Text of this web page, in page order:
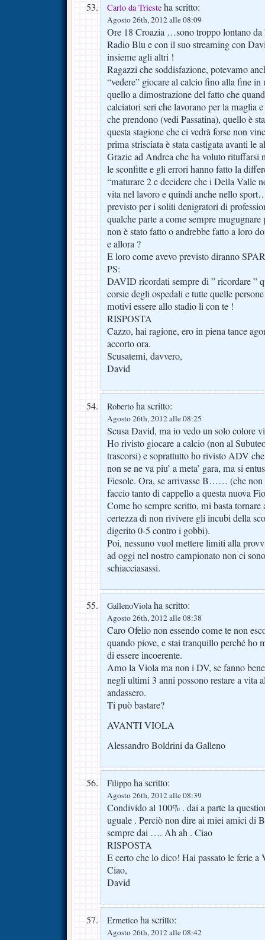
Carlo da Trieste ha scritto:
Agosto 26th, 2012 alle 08:09
Ore 18 Croazia …sono troppo lontano da
Radio Blu e con il suo streaming con
insieme agli altri !
Ragazzi che soddisfazione, potevamo
“vedere” giocare al calcio fino alla fine
quello a dimostrazione del fatto che
calciatori seri che lavorano per la maglia
che prendono (vedi Passatina), quello è
questa stagione che ci vedrà forse non
prima strisciata è stata castigata avanti le
Grazie ad Andrea che ha voluto rituffarsi
le sconfitte e gli errori hanno fatto la
“maturare 2 e decidere che i Della Valle
vita nel lavoro e quindi anche nello
previsto per i soliti denigratori di
qualche parte a come sempre
non è stato fatto o andrebbe fatto a loro
e allora ?
E loro come avevo previsto diranno
PS:
DAVID ricordati sempre di ” ricordare ”
corsie degli ospedali e tutte quelle
motivi essere allo stadio li con te !
RISPOSTA
Cazzo, hai ragione, ero in piena tance
accorto ora.
Scusatemi, davvero,
David
Roberto ha scritto:
Agosto 26th, 2012 alle 08:25
Scusa David, ma io vedo un solo colore
Ho rivisto giocare a calcio (non al
trascorsi) e soprattutto ho rivisto ADV
non se ne va piu’ a meta’ gara, ma si
Fiesole. Ora, se arrivasse B…… (che non
faccio tanto di cappello a questa nuova
Come ho sempre scritto, mi basta
certezza di non rivivere gli incubi della
digerito 0-5 contro i gobbi).
Poi, nessuno vuol mettere limiti alla
ad oggi nel nostro campionato non ci
schiacciasassi.
GallenoViolaha scritto:
Agosto 26th, 2012 alle 08:38
Caro Ofelio non essendo come te non
quando piove, e stai tranquillo perché ho
di essere incoerente.
Amo la Viola ma non i DV, se fanno
negli ultimi 3 anni possono restare a vita
andassero.
Ti può bastare?
AVANTI VIOLA
Alessandro Boldrini da Galleno
Filippo ha scritto:
Agosto 26th, 2012 alle 08:39
Condivido al 100% . dai a parte la
uguale . Perciò non dire ai miei amici di
sempre dai …. Ah ah . Ciao
RISPOSTA
E certo che lo dico! Hai passato le ferie
Ciao,
David
Ermetico ha scritto:
Agosto 26th, 2012 alle 08:42